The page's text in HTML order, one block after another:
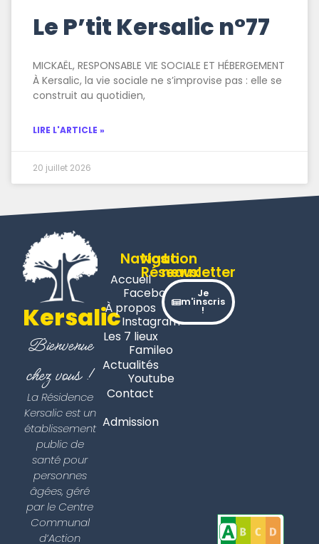
Le P’tit Kersalic n°77
MICKAËL, RESPONSABLE VIE SOCIALE ET HÉBERGEMENT
À Kersalic, la vie sociale ne s’improvise pas : elle se
construit au quotidien,
LIRE L'ARTICLE »
20 juillet 2026
Kersalic
Bienvenue
chez vous !
La Résidence
Kersalic est un
établissement
public de
santé pour
personnes
âgées, géré
par le Centre
Communal
d’Action
Navigation
Accueil
À propos
Les 7 lieux
Actualités
Contact
Admission
Nos
Réseaux
Facebook
Instagram
Famileo
Youtube
La
newsletter
Je
m'inscris
!